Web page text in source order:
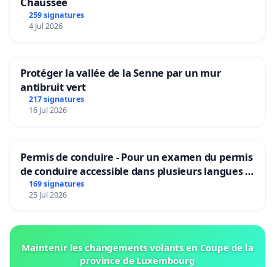
259 signatures
4 Jul 2026
Protéger la vallée de la Senne par un mur
antibruit vert
217 signatures
16 Jul 2026
Permis de conduire - Pour un examen du permis
de conduire accessible dans plusieurs langues à
Bruxelles
169 signatures
25 Jul 2026
Maintenir les changements volants en Coupe de la
province de Luxembourg